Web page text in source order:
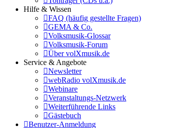
Hilfe & Wissen
FAQ (häufig gestellte Fragen)
GEMA & Co.
Volksmusik-Glossar
Volksmusik-Forum
Über volXmusik.de
Service & Angebote
Newsletter
webRadio volXmusik.de
Webinare
Veranstaltungs-Netzwerk
Weiterführende Links
Gästebuch
Benutzer-Anmeldung